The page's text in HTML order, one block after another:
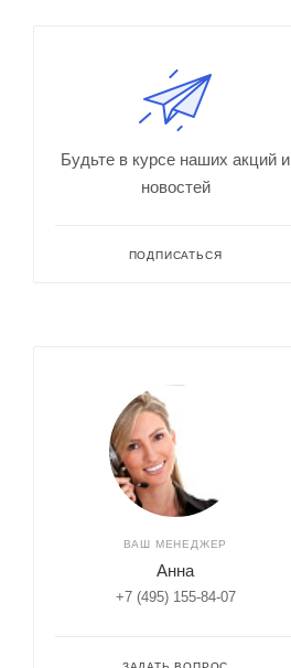
Будьте в курсе наших акций и
новостей
ПОДПИСАТЬСЯ
ВАШ МЕНЕДЖЕР
Анна
+7 (495) 155-84-07